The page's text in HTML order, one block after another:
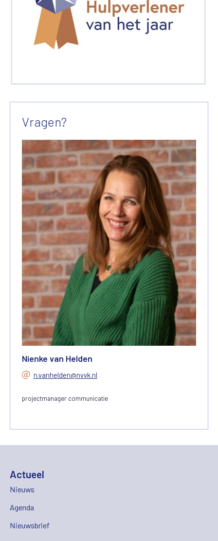
Vragen?
Nienke van Helden
n.vanhelden@nvvk.nl
projectmanager communicatie
Actueel
Nieuws
Agenda
Nieuwsbrief